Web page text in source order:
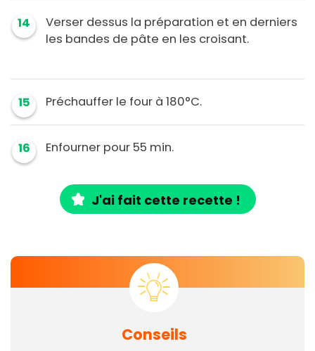
14
Verser dessus la préparation et en derniers
les bandes de pâte en les croisant.
15 Préchauffer le four à 180°C.
16 Enfourner pour 55 min.
J'ai fait cette recette !
Conseils